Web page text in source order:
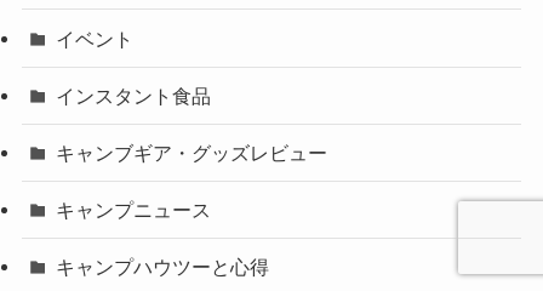
イベント
インスタント食品
キャンブギア・グッズレビュー
キャンプニュース
キャンプハウツーと心得